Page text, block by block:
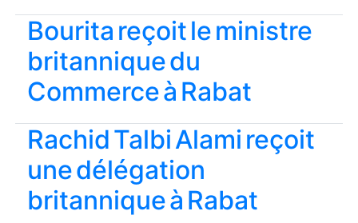
Bourita reçoit le ministre
britannique du
Commerce à Rabat
Rachid Talbi Alami reçoit
une délégation
britannique à Rabat